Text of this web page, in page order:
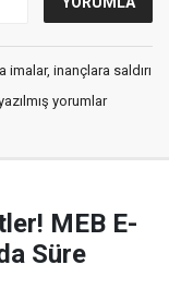
inançlara saldırı
yorumlar
MEB E-
Süre